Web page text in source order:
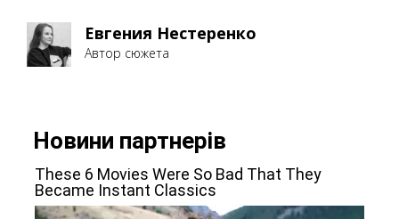
Евгения Нестеренко
Автор сюжета